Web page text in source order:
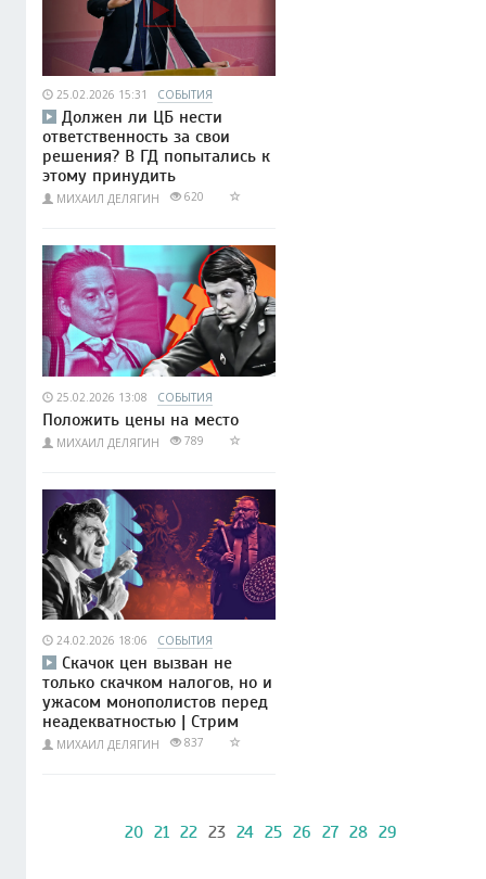
25.02.2026 15:31 СОБЫТИЯ
Должен ли ЦБ нести
ответственность за свои
решения? В ГД попытались к
этому принудить
МИХАИЛ ДЕЛЯГИН 620
25.02.2026 13:08 СОБЫТИЯ
Положить цены на место
МИХАИЛ ДЕЛЯГИН 789
24.02.2026 18:06 СОБЫТИЯ
Скачок цен вызван не
только скачком налогов, но и
ужасом монополистов перед
неадекватностью | Стрим
МИХАИЛ ДЕЛЯГИН 837
20 21 22 23 24 25 26 27 28 29